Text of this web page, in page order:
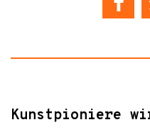
Kunstpioniere